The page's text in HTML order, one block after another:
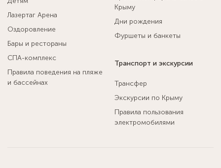
Лазертаг Арена
Оздоровление
Бары и рестораны
СПА-комплекс
Правила поведения на пляже
и бассейнах
Крыму
Дни рождения
Фуршеты и банкеты
Транспорт и экскурсии
Трансфер
Экскурсии по Крыму
Правила пользования
электромобилями